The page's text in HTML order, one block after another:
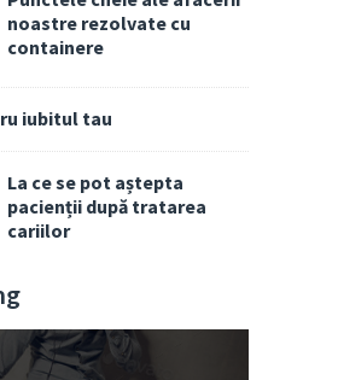
noastre rezolvate cu
containere
iubitul tau
La ce se pot aștepta
pacienții după tratarea
cariilor